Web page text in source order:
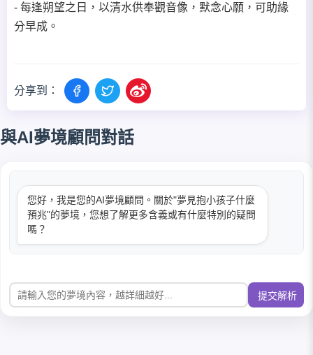
- 每逢朔望之日，以清水供奉觀音像，默念心願，可助緣
分早成。
分享到：
與AI夢境顧問對話
您好，我是您的AI夢境顧問。關於"夢見抱小孩子什麼
預兆"的夢境，您想了解更多含義或有什麼特別的疑問
嗎？
提交解析